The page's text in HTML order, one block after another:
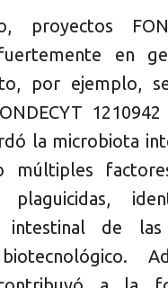
proyectos
en
por ejemplo,
1210942
la microbiota
múltiples
plaguicidas,
intestinal de